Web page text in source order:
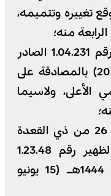
تغييره وتتميمه،
منه؛
وتطبيقا لمواد الظهير الشريف رقم 1.04.231 الصادر
في 7 محرم 1426 (16 فبراير 2005) بالمصادقة على
الأعلى، ولاسيما
والظهير رقم 1.23.47 الصادر في 26 من ذي القعدة
1444هـ (15 يونيو 2023م) والظهير رقم 1.23.48
الصادر في 26 من ذي القعدة 1444هـ (15 يونيو